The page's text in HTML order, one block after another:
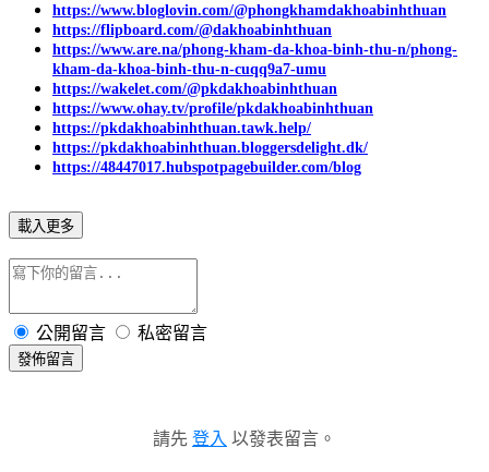
https://www.bloglovin.com/@phongkhamdakhoabinhthuan
https://flipboard.com/@dakhoabinhthuan
https://www.are.na/phong-kham-da-khoa-binh-thu-n/phong-
kham-da-khoa-binh-thu-n-cuqq9a7-umu
https://wakelet.com/@pkdakhoabinhthuan
https://www.ohay.tv/profile/pkdakhoabinhthuan
https://pkdakhoabinhthuan.tawk.help/
https://pkdakhoabinhthuan.bloggersdelight.dk/
https://48447017.hubspotpagebuilder.com/blog
載入更多
公開留言 私密留言
發佈留言
請先 登入 以發表留言。